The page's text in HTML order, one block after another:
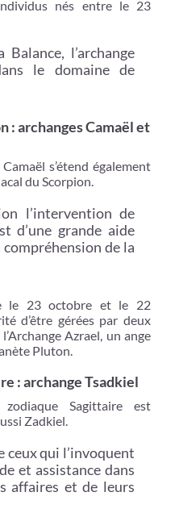
nés entre le 23
l’archange
le domaine de
: archanges Camaël et
s’étend également
du Scorpion.
l’intervention de
d’une grande aide
de la
le 23 octobre et le 22
d’être gérées par deux
Azrael, un ange
Pluton.
: archange Tsadkiel
Sagittaire est
Zadkiel.
ceux qui l’invoquent
et assistance dans
affaires et de leurs